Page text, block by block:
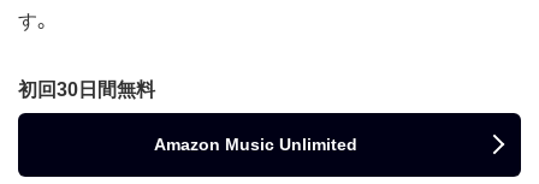
す。
初回30日間無料
Amazon Music Unlimited